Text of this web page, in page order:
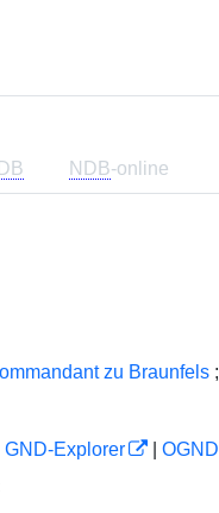
NDB-online
zu Braunfels ;
GND-Explorer OGND